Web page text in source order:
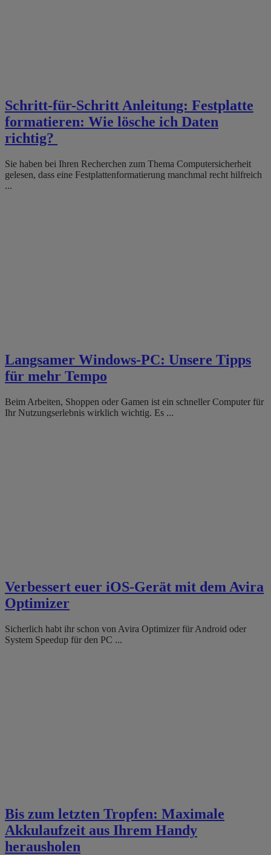
Schritt-für-Schritt Anleitung: Festplatte
formatieren: Wie lösche ich Daten
richtig?
Sie haben bei Ihren Recherchen zum Thema Computersicherheit
gelesen, dass eine Festplattenformatierung manchmal recht hilfreich
...
Langsamer Windows-PC: Unsere Tipps
für mehr Tempo
Beim Arbeiten, Shoppen oder Gamen ist ein schneller Computer für
Ihr Nutzungserlebnis wirklich wichtig. Es ...
Verbessert euer iOS-Gerät mit dem Avira
Optimizer
Sicherlich habt ihr schon von Avira Optimizer für Android oder
System Speedup für den PC ...
Bis zum letzten Tropfen: Maximale
Akkulaufzeit aus Ihrem Handy
herausholen